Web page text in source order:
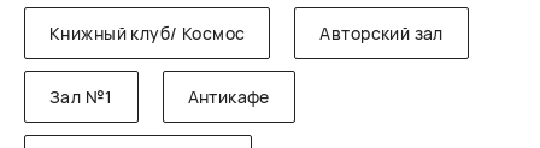
Книжный клуб/ Космос Авторский зал
Зал №1 Антикафе